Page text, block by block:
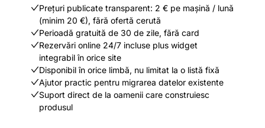
Prețuri publicate transparent: 2 € pe mașină / lună
(minim 20 €), fără ofertă cerută
Perioadă gratuită de 30 de zile, fără card
Rezervări online 24/7 incluse plus widget
integrabil în orice site
Disponibil în orice limbă, nu limitat la o listă fixă
Ajutor practic pentru migrarea datelor existente
Suport direct de la oamenii care construiesc
produsul